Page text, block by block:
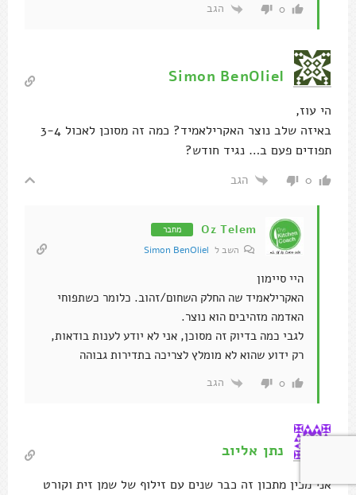
0 הגב
Simon BenOliel
הי עוז,
באיזה שלב נוצר האקרילאמיד? כמה זה מסוכן לאכול 3-4
תפודים פעם ב… נגיד חודש?
0 הגב
Oz Telem מחבר
השב ל Simon BenOliel
היי סיימון
האקרילאמיד שה החלק השחום/זהוב. כלומר כשתפוחי
האדמה מזהיבים הוא נוצר.
לגבי כמה בדיוק זה מסוכן, אני לא יודע לענות בודאות,
רק ידוע שהוא לא מומלץ לצריכה בתדירות גבוהה
0 הגב
נתן אליוב
אני מכין מתכון זה כבר שנים עם זילוף של שמן זית וקורט